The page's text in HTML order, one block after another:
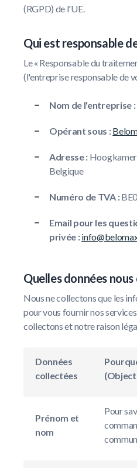
(RGPD) de l'UE.
Qui est responsable
Le « Responsable du
(l'entreprise responsable de
Nom de l'entreprise :
Opérant sous :
Adresse :
Belgique
Numéro de TVA :
Email pour les
privée :
Quelles données
Nous ne collectons que les
pour vous fournir nos
collectons et notre raison
Données
collectées
Prénom et
nom
Pour